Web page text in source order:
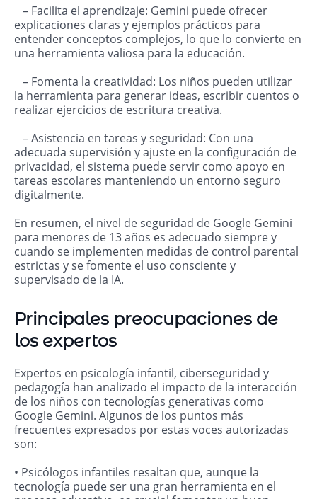
– Facilita el aprendizaje: Gemini puede ofrecer
explicaciones claras y ejemplos prácticos para
entender conceptos complejos, lo que lo convierte en
una herramienta valiosa para la educación.
– Fomenta la creatividad: Los niños pueden utilizar
la herramienta para generar ideas, escribir cuentos o
realizar ejercicios de escritura creativa.
– Asistencia en tareas y seguridad: Con una
adecuada supervisión y ajuste en la configuración de
privacidad, el sistema puede servir como apoyo en
tareas escolares manteniendo un entorno seguro
digitalmente.
En resumen, el nivel de seguridad de Google Gemini
para menores de 13 años es adecuado siempre y
cuando se implementen medidas de control parental
estrictas y se fomente el uso consciente y
supervisado de la IA.
Principales preocupaciones de
los expertos
Expertos en psicología infantil, ciberseguridad y
pedagogía han analizado el impacto de la interacción
de los niños con tecnologías generativas como
Google Gemini. Algunos de los puntos más
frecuentes expresados por estas voces autorizadas
son:
• Psicólogos infantiles resaltan que, aunque la
tecnología puede ser una gran herramienta en el